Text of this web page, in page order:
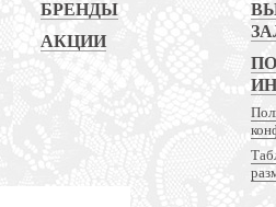
БРЕНДЫ
АКЦИИ